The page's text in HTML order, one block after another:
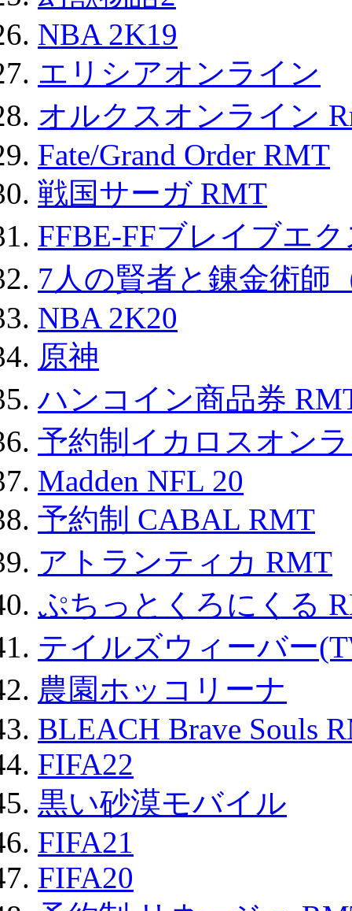
NBA 2K19
エリシアオンライン
オルクスオンライン
Fate/Grand Order RMT
戦国サーガ RMT
FFBE-FFブレイブエ
7人の賢者と錬金術師
NBA 2K20
原神
ハンコイン商品券
予約制イカロスオン
Madden NFL 20
予約制 CABAL RMT
アトランティカ RMT
ぷちっとくろにくる
テイルズウィーバー
農園ホッコリーナ
BLEACH Brave Souls
FIFA22
黒い砂漠モバイル
FIFA21
FIFA20